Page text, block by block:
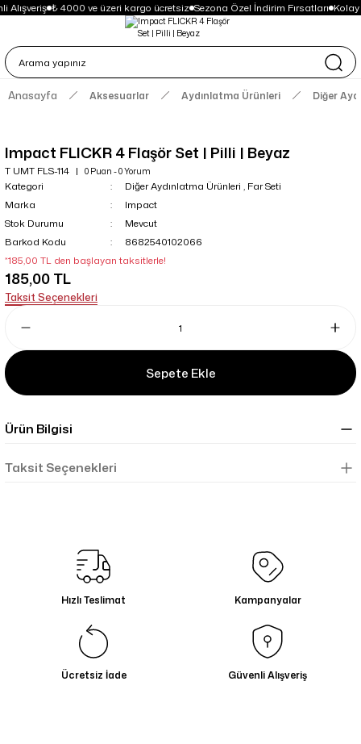
Alışveriş ₺ 4000 ve üzeri kargo ücretsiz Sezona Özel İndirim Fırsatları Kolay
Anasayfa Aksesuarlar Aydınlatma Ürünleri Diğer
Impact FLICKR 4 Flaşör Set | Pilli | Beyaz
T UMT FLS-114 0 Puan - 0 Yorum
Kategori Diğer Aydınlatma Ürünleri , Far Seti
Marka
Impact
Stok Durumu
Mevcut
Barkod Kodu
8682540102066
*185,00 TL den başlayan taksitlerle!
185,00 TL
Taksit Seçenekleri
Sepete Ekle
Ürün Bilgisi
Taksit Seçenekleri
Hızlı Teslimat Kampanyalar
Ücretsiz İade Güvenli Alışveriş